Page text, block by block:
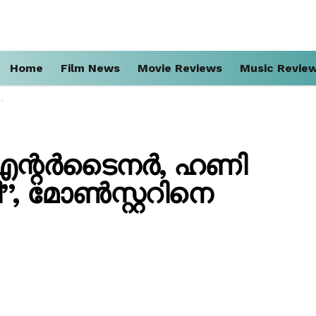
Home Film News Movie Reviews Music
ഹണി
മോൺസ്റ്ററിനെ